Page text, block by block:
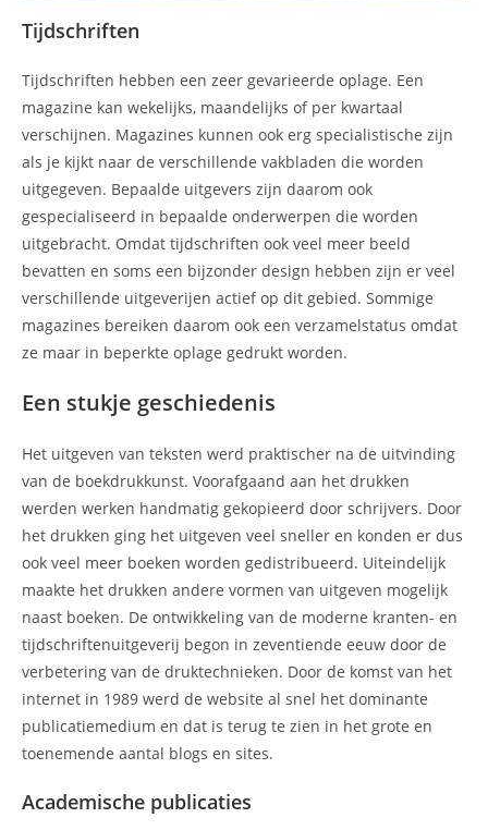
Tijdschriften
Tijdschriften hebben een zeer gevarieerde oplage. Een
magazine kan wekelijks, maandelijks of per kwartaal
verschijnen. Magazines kunnen ook erg specialistische zijn
als je kijkt naar de verschillende vakbladen die worden
uitgegeven. Bepaalde uitgevers zijn daarom ook
gespecialiseerd in bepaalde onderwerpen die worden
uitgebracht. Omdat tijdschriften ook veel meer beeld
bevatten en soms een bijzonder design hebben zijn er veel
verschillende uitgeverijen actief op dit gebied. Sommige
magazines bereiken daarom ook een verzamelstatus omdat
ze maar in beperkte oplage gedrukt worden.
Een stukje geschiedenis
Het uitgeven van teksten werd praktischer na de uitvinding
van de boekdrukkunst. Voorafgaand aan het drukken
werden werken handmatig gekopieerd door schrijvers. Door
het drukken ging het uitgeven veel sneller en konden er dus
ook veel meer boeken worden gedistribueerd. Uiteindelijk
maakte het drukken andere vormen van uitgeven mogelijk
naast boeken. De ontwikkeling van de moderne kranten- en
tijdschriftenuitgeverij begon in zeventiende eeuw door de
verbetering van de druktechnieken. Door de komst van het
internet in 1989 werd de website al snel het dominante
publicatiemedium en dat is terug te zien in het grote en
toenemende aantal blogs en sites.
Academische publicaties